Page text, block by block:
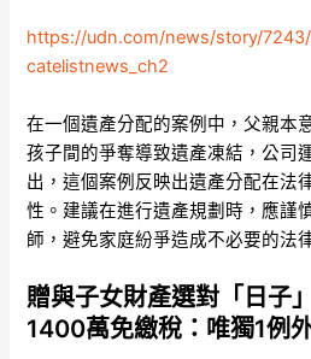
https://udn.com/news/story/
catelistnews_ch2
在一個遺產分配的案例中，父親本
孩子間的爭奪導致遺產凍結，公司
出，這個案例反映出遺產分配在法
性。建議在進行遺產規劃時，應謹
師，避免家庭紛爭造成不必要的法
贈與子女財產選對「日子
1400萬免繳稅：唯獨1例